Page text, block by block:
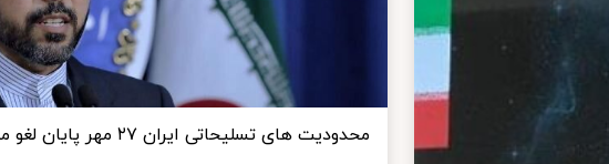
محدودیت های تسلیحاتی ایران ۲۷ مهر پایان لغو می شود